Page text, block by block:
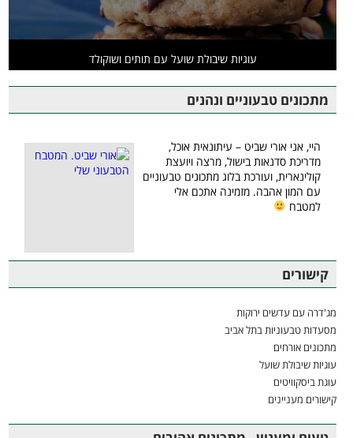
עוגיות שיבולת שועל עם תותים ושוקולד
מתכונים טבעוניים ונהנים
היי, אני אורי שביט – עיתונאית אוכל,
מדריכת סדנאות בישול, מרצה ויועצת
קולינארית, ועורכת בלוג מתכונים טבעוניים
עם המון אהבה. מזמינה אתכם אלי
למטבח
קישורים
מג'דרה עם עדשים ירוקות
מסעדות טבעוניות בתל אביב
מתכונים אורחים
עוגיות שיבולת שועל
עוגת ביסקוויטים
קישורים מעניינים